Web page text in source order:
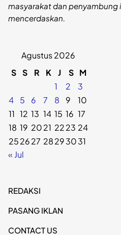
masyarakat dan
mencerdaskan.
Agustus 2026
S S R K J S M
1
2
3
4
5 6 7 8 9
10
11 12 13 14 15 16 17
18 19 2021 2223 24
252627 28293031
« Jul
REDAKSI
PASANG IKLAN
CONTACT US